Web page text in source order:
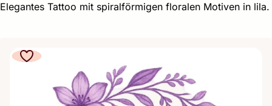
Elegantes Tattoo mit spiralförmigen floralen Motiven in lila.